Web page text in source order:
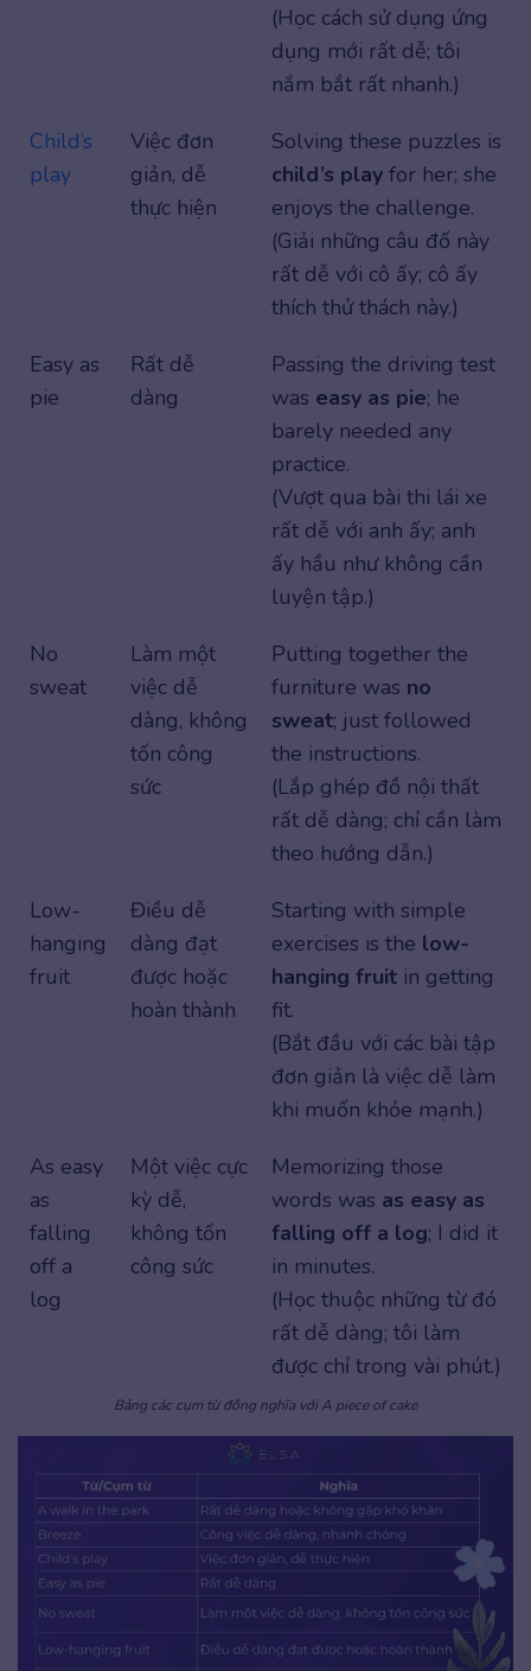
(Học cách sử dụng ứng
dụng mới rất dễ; tôi
nắm bắt rất nhanh.)
Child’s
play
Việc đơn
giản, dễ
thực hiện
Solving these puzzles is
child’s play for her; she
enjoys the challenge.
(Giải những câu đố này
rất dễ với cô ấy; cô ấy
thích thử thách này.)
Easy as
pie
Rất dễ
dàng
Passing the driving test
was easy as pie; he
barely needed any
practice.
(Vượt qua bài thi lái xe
rất dễ với anh ấy; anh
ấy hầu như không cần
luyện tập.)
No
sweat
Làm một
việc dễ
dàng, không
tốn công
sức
Putting together the
furniture was no
sweat; just followed
the instructions.
(Lắp ghép đồ nội thất
rất dễ dàng; chỉ cần làm
theo hướng dẫn.)
Low-
hanging
fruit
Điều dễ
dàng đạt
được hoặc
hoàn thành
Starting with simple
exercises is the low-
hanging fruit in getting
fit.
(Bắt đầu với các bài tập
đơn giản là việc dễ làm
khi muốn khỏe mạnh.)
As easy
as
falling
off a
log
Một việc cực
kỳ dễ,
không tốn
công sức
Memorizing those
words was as easy as
falling off a log; I did it
in minutes.
(Học thuộc những từ đó
rất dễ dàng; tôi làm
được chỉ trong vài phút.)
Bảng các cụm từ đồng nghĩa với A piece of cake